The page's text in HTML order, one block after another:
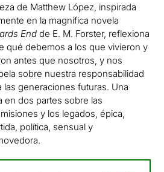
de Matthew López, inspirada
en la magnífica novela
End de E. M. Forster, reflexiona
qué debemos a los que vivieron y
antes que nosotros, y nos
sobre nuestra responsabilidad
las generaciones futuras. Una
en dos partes sobre las
y los legados, épica,
política, sensual y